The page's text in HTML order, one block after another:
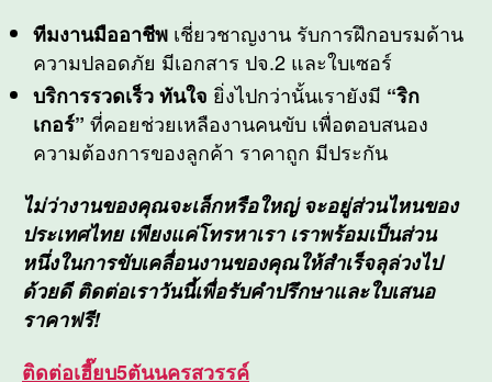
ทีมงานมืออาชีพ เชี่ยวชาญงาน รับการฝึกอบรมด้าน
ความปลอดภัย มีเอกสาร ปจ.2 และใบเซอร์
บริการรวดเร็ว ทันใจ ยิ่งไปกว่านั้นเรายังมี “ริก
เกอร์” ที่คอยช่วยเหลืองานคนขับ เพื่อตอบสนอง
ความต้องการของลูกค้า ราคาถูก มีประกัน
ไม่ว่างานของคุณจะเล็กหรือใหญ่ จะอยู่ส่วนไหนของ
ประเทศไทย เพียงแค่โทรหาเรา เราพร้อมเป็นส่วน
หนึ่งในการขับเคลื่อนงานของคุณให้สำเร็จลุล่วงไป
ด้วยดี ติดต่อเราวันนี้เพื่อรับคำปรึกษาและใบเสนอ
ราคาฟรี!
ติดต่อเฮี๊ยบ5ตันนครสวรรค์